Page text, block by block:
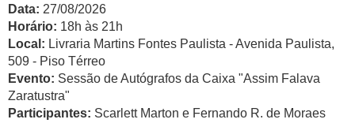
Data: 27/08/2026
Horário: 18h às 21h
Local: Livraria Martins Fontes Paulista - Avenida Paulista,
509 - Piso Térreo
Evento: Sessão de Autógrafos da Caixa "Assim Falava
Zaratustra"
Participantes: Scarlett Marton e Fernando R. de Moraes